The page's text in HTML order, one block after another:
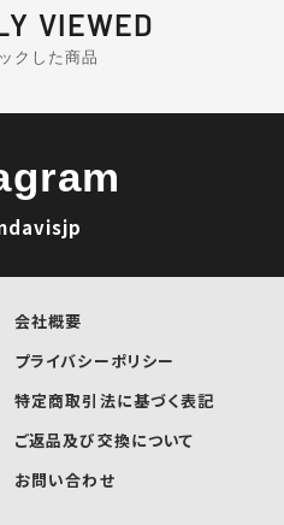
VIEWED
クした商品
会社概要
プライバシーポリシー
特定商取引法に基づく表記
ご返品及び交換について
お問い合わせ